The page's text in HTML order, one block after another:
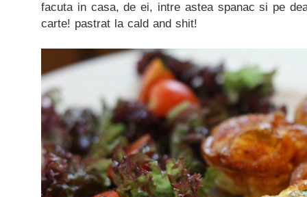
facuta in casa, de ei, intre astea spanac si pe
carte! pastrat la cald and shit!